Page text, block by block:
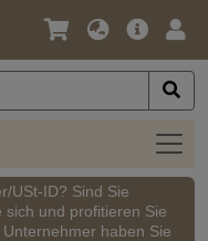
Sprache
Währung
USt-ID? Sind Sie
sich und profitieren Sie
haben Sie